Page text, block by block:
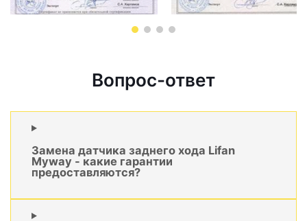
Вопрос-ответ
Замена датчика заднего хода Lifan
Myway - какие гарантии
предоставляются?